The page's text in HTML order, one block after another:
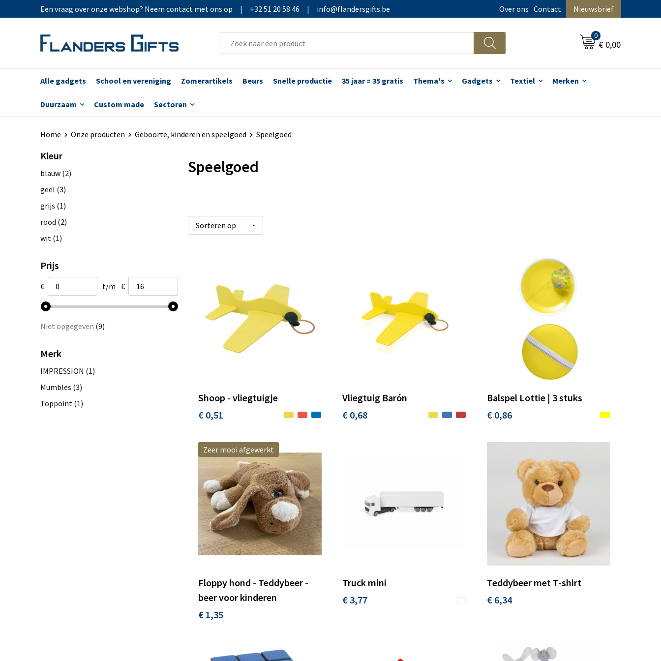
Een vraag over onze webshop? Neem contact met ons op | +32 51 20 58 46 | info@flandersgifts.be Over ons Contact Nieuwsbrief
0
€ 0,00
Alle gadgets School en vereniging Zomerartikels Beurs Snelle productie 35 jaar = 35 gratis Thema's Gadgets Textiel Merken
Duurzaam Custom made Sectoren
Home Onze producten Geboorte, kinderen en speelgoed Speelgoed
Kleur
blauw (2)
geel (3)
grijs (1)
rood (2)
wit (1)
Prijs
€ t/m €
Niet opgegeven (9)
Merk
IMPRESSION (1)
Mumbles (3)
Toppoint (1)
Speelgoed
Shoop - vliegtuigje
€ 0,51
Vliegtuig Barón
€ 0,68
Balspel Lottie | 3 stuks
€ 0,86
Zeer mooi afgewerkt
Floppy hond - Teddybeer -
beer voor kinderen
€ 1,35
Truck mini
€ 3,77
Teddybeer met T-shirt
€ 6,34